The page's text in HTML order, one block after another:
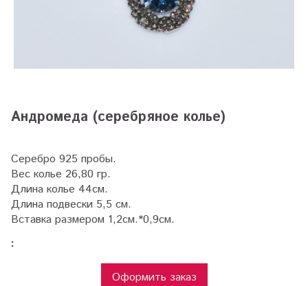
Андромеда (серебряное колье)
Серебро 925 пробы.
Вес колье 26,80 гр.
Длина колье 44см.
Длина подвески 5,5 см.
Вставка размером 1,2см.*0,9см.
:
Оформить заказ